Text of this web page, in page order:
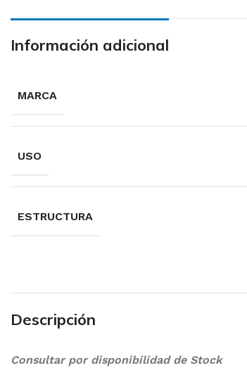
Información adicional
MARCA
USO
ESTRUCTURA
Descripción
Consultar por disponibilidad de Stock